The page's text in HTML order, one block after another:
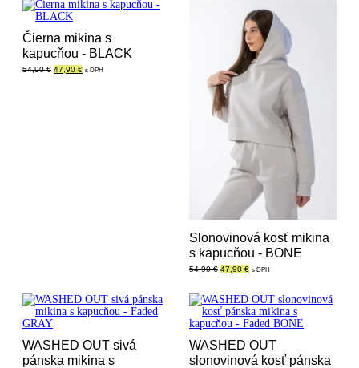
Čierna mikina s
kapucňou - BLACK
54,90€ Pôvodná
47,90 €Aktuálna
s DPH
Slonovinová kosť mikina
s kapucňou - BONE
54,90€ Pôvodná
54,90 €.
47,90 €Aktuálna
47,90 €.
s DPH
WASHED OUT sivá
pánska mikina s
WASHED OUT
slonovinová kosť pánska